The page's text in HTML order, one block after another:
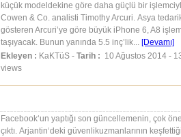
küçük modeldekine göre daha güçlü bir
Cowen & Co. analisti Timothy Arcuri. Asya
gösteren Arcuri’ye göre büyük iPhone 6, A8
taşıyacak. Bunun yanında 5.5 inç’lik... [Devamı]
Ekleyen : KaKTüS -Tarih : 10 Ağustos 2014 -
views
Facebook‘un yaptığı son güncellemenin, çok
çıktı. Arjantin‘deki güvenlikuzmanlarının